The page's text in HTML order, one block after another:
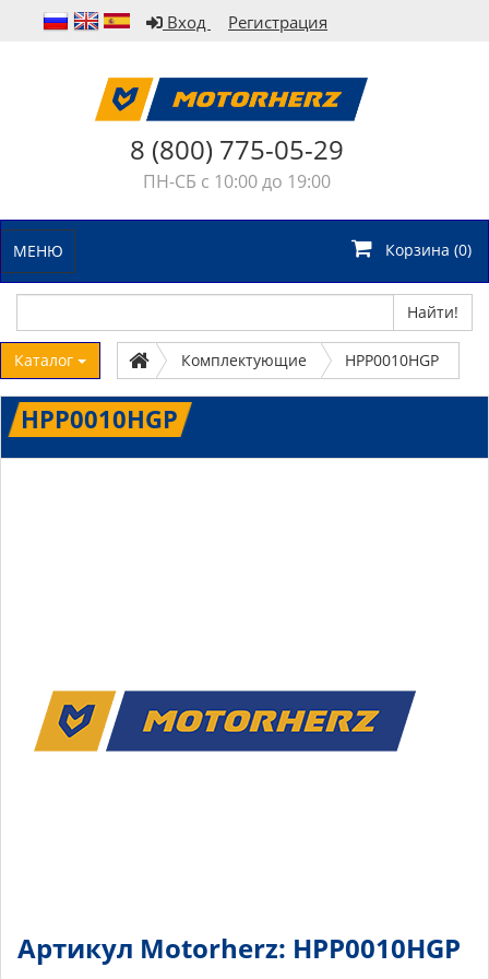
Вход Регистрация
8 (800) 775-05-29
ПН-СБ с 10:00 до 19:00
МЕНЮ Корзина (0)
Найти!
Каталог Комплектующие HPP0010HGP
HPP0010HGP
Артикул Motorherz: HPP0010HGP